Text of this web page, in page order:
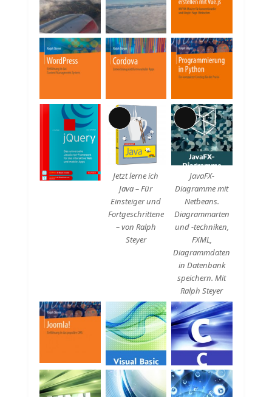
Beschreibung
Lange
Beschreibung
Jetzt lerne ich
Java – Für
Einsteiger und
Fortgeschrittene
– von Ralph
Steyer
Lange
Beschreibung
JavaFX-
Diagramme mit
Netbeans.
Diagrammarten
und -techniken,
FXML,
Diagrammdaten
in Datenbank
speichern. Mit
Ralph Steyer